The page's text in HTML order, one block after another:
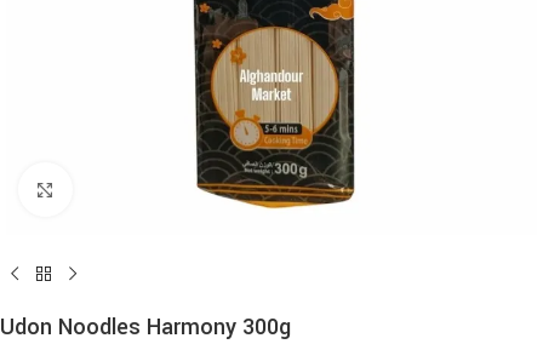
Cliquez pour agrandir
Udon Noodles Harmony 300g